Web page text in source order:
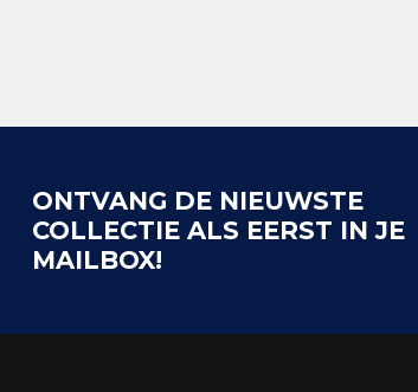
ONTVANG DE NIEUWSTE
COLLECTIE ALS EERST IN JE
MAILBOX!